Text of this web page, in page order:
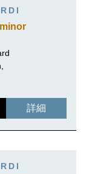
詳細